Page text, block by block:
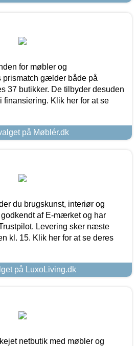
for møbler og
prismatch gælder både på
37 butikker. De tilbyder desuden
finansiering. Klik her for at se
på Møblér.dk
du brugskunst, interiør og
af E-mærket og har
Levering sker næste
kl. 15. Klik her for at se deres
på LuxoLiving.dk
netbutik med møbler og